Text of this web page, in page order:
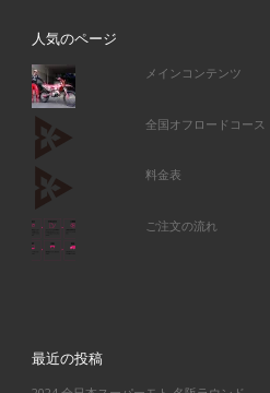
人気のページ
メインコンテンツ
全国オフロードコー
料金表
ご注文の流れ
最近の投稿